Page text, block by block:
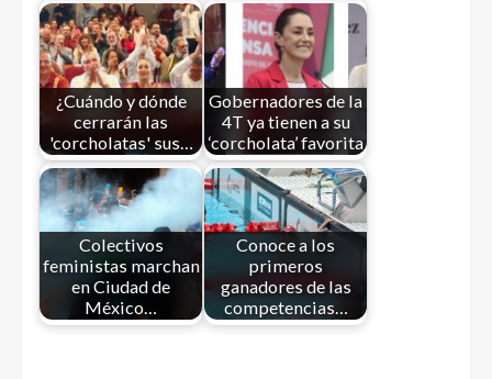
¿Cuándo y dónde
cerrarán las
'corcholatas' sus…
Gobernadores de la
4T ya tienen a su
‘corcholata’ favorita
Colectivos
feministas marchan
en Ciudad de
México…
Conoce a los
primeros
ganadores de las
competencias…